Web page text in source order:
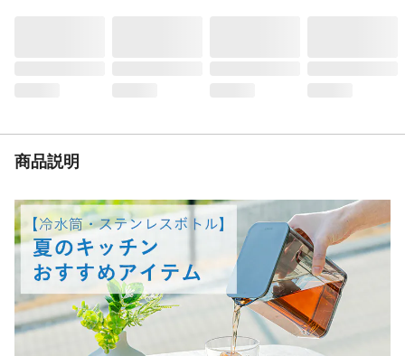
使用上の注意
取り扱い説明書をご確認ください。
生産国
マレーシア
重量
400g
保温効力
保冷効力:9℃以下(6時間)
商品説明